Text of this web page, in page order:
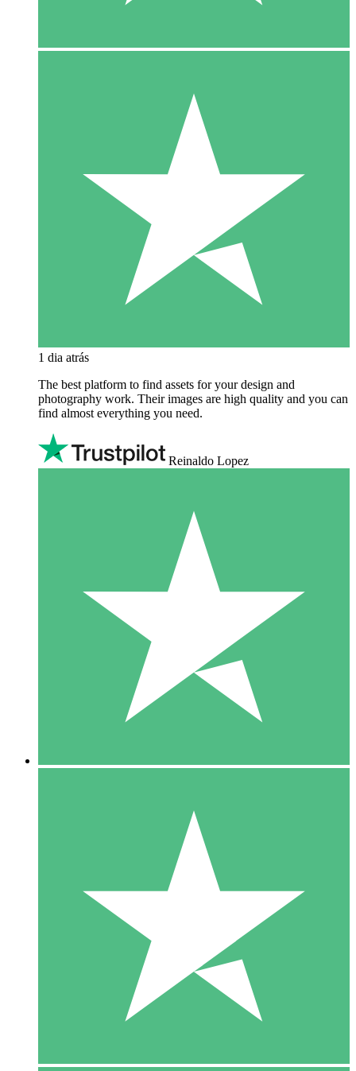
1 dia atrás
The best platform to find assets for your design and
photography work. Their images are high quality and you can
find almost everything you need.
Reinaldo Lopez